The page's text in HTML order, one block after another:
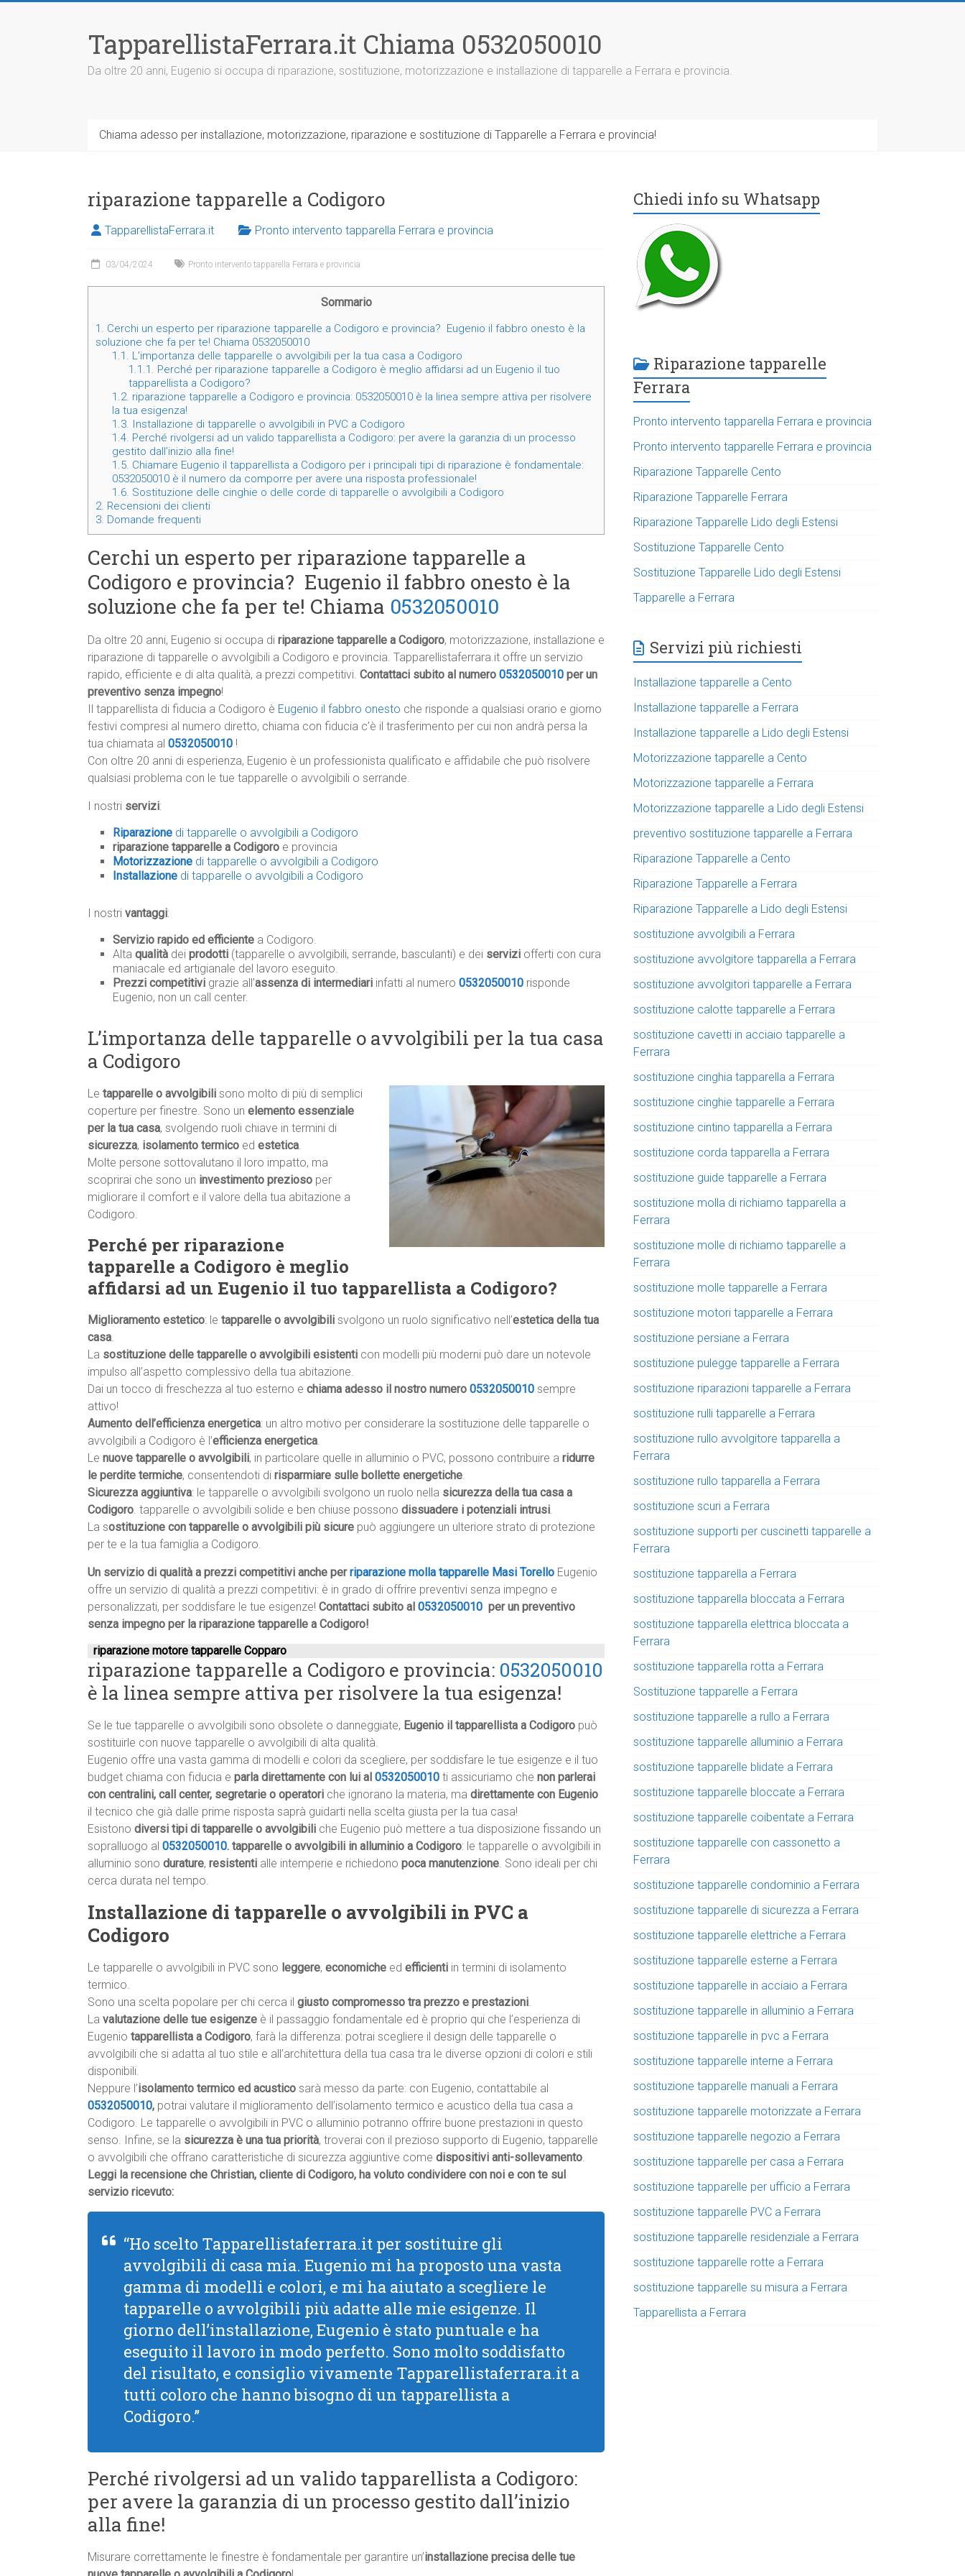
TapparellistaFerrara.it Chiama 0532050010
Da oltre 20 anni, Eugenio si occupa di riparazione, sostituzione, motorizzazione e installazione di tapparelle a Ferrara e provincia.
Chiama adesso per installazione, motorizzazione, riparazione e sostituzione di Tapparelle a Ferrara e provincia!
riparazione tapparelle a Codigoro
TapparellistaFerrara.it Pronto intervento tapparella Ferrara e provincia
03/04/2024 Pronto intervento tapparella Ferrara e provincia
Sommario
1. Cerchi un esperto per riparazione tapparelle a Codigoro e provincia? Eugenio il fabbro onesto è la
soluzione che fa per te! Chiama 0532050010
1.1. L’importanza delle tapparelle o avvolgibili per la tua casa a Codigoro
1.1.1. Perché per riparazione tapparelle a Codigoro è meglio affidarsi ad un Eugenio il tuo
tapparellista a Codigoro?
1.2. riparazione tapparelle a Codigoro e provincia: 0532050010 è la linea sempre attiva per risolvere
la tua esigenza!
1.3. Installazione di tapparelle o avvolgibili in PVC a Codigoro
1.4. Perché rivolgersi ad un valido tapparellista a Codigoro: per avere la garanzia di un processo
gestito dall’inizio alla fine!
1.5. Chiamare Eugenio il tapparellista a Codigoro per i principali tipi di riparazione è fondamentale:
0532050010 è il numero da comporre per avere una risposta professionale!
1.6. Sostituzione delle cinghie o delle corde di tapparelle o avvolgibili a Codigoro
2. Recensioni dei clienti
3. Domande frequenti
Cerchi un esperto per riparazione tapparelle a
Codigoro e provincia? Eugenio il fabbro onesto è la
soluzione che fa per te! Chiama 0532050010
Da oltre 20 anni, Eugenio si occupa di riparazione tapparelle a Codigoro, motorizzazione, installazione e
riparazione di tapparelle o avvolgibili a Codigoro e provincia. Tapparellistaferrara.it offre un servizio
rapido, efficiente e di alta qualità, a prezzi competitivi. Contattaci subito al numero 0532050010 per un
preventivo senza impegno!
Il tapparellista di fiducia a Codigoro è Eugenio il fabbro onesto che risponde a qualsiasi orario e giorno
festivi compresi al numero diretto, chiama con fiducia c’è il trasferimento per cui non andrà persa la
tua chiamata al 0532050010 !
Con oltre 20 anni di esperienza, Eugenio è un professionista qualificato e affidabile che può risolvere
qualsiasi problema con le tue tapparelle o avvolgibili o serrande.
I nostri servizi:
Riparazione di tapparelle o avvolgibili a Codigoro
riparazione tapparelle a Codigoro e provincia
Motorizzazione di tapparelle o avvolgibili a Codigoro
Installazione di tapparelle o avvolgibili a Codigoro
I nostri vantaggi:
Servizio rapido ed efficiente a Codigoro.
Alta qualità dei prodotti (tapparelle o avvolgibili, serrande, basculanti) e dei servizi offerti con cura
maniacale ed artigianale del lavoro eseguito.
Prezzi competitivi grazie all’assenza di intermediari infatti al numero 0532050010 risponde
Eugenio, non un call center.
L’importanza delle tapparelle o avvolgibili per la tua casa
a Codigoro
Le tapparelle o avvolgibili sono molto di più di semplici
coperture per finestre. Sono un elemento essenziale
per la tua casa, svolgendo ruoli chiave in termini di
sicurezza, isolamento termico ed estetica.
Molte persone sottovalutano il loro impatto, ma
scoprirai che sono un investimento prezioso per
migliorare il comfort e il valore della tua abitazione a
Codigoro.
Perché per riparazione
tapparelle a Codigoro è meglio
affidarsi ad un Eugenio il tuo tapparellista a Codigoro?
Miglioramento estetico: le tapparelle o avvolgibili svolgono un ruolo significativo nell’estetica della tua
casa.
La sostituzione delle tapparelle o avvolgibili esistenti con modelli più moderni può dare un notevole
impulso all’aspetto complessivo della tua abitazione.
Dai un tocco di freschezza al tuo esterno e chiama adesso il nostro numero 0532050010 sempre
attivo!
Aumento dell’efficienza energetica: un altro motivo per considerare la sostituzione delle tapparelle o
avvolgibili a Codigoro è l’efficienza energetica.
Le nuove tapparelle o avvolgibili, in particolare quelle in alluminio o PVC, possono contribuire a ridurre
le perdite termiche, consentendoti di risparmiare sulle bollette energetiche.
Sicurezza aggiuntiva: le tapparelle o avvolgibili svolgono un ruolo nella sicurezza della tua casa a
Codigoro. tapparelle o avvolgibili solide e ben chiuse possono dissuadere i potenziali intrusi.
La sostituzione con tapparelle o avvolgibili più sicure può aggiungere un ulteriore strato di protezione
per te e la tua famiglia a Codigoro.
Un servizio di qualità a prezzi competitivi anche perriparazione molla tapparelle Masi Torello Eugenio
offre un servizio di qualità a prezzi competitivi: è in grado di offrire preventivi senza impegno e
personalizzati, per soddisfare le tue esigenze! Contattaci subito al 0532050010 per un preventivo
senza impegno per la riparazione tapparelle a Codigoro!
riparazione motore tapparelle Copparo
riparazione tapparelle a Codigoro e provincia: 0532050010
è la linea sempre attiva per risolvere la tua esigenza!
Se le tue tapparelle o avvolgibili sono obsolete o danneggiate, Eugenio il tapparellista a Codigoro può
sostituirle con nuove tapparelle o avvolgibili di alta qualità.
Eugenio offre una vasta gamma di modelli e colori da scegliere, per soddisfare le tue esigenze e il tuo
budget chiama con fiducia e parla direttamente con lui al 0532050010 ti assicuriamo che non parlerai
con centralini, call center, segretarie o operatori che ignorano la materia, ma direttamente con Eugenio
il tecnico che già dalle prime risposta saprà guidarti nella scelta giusta per la tua casa!
Esistono diversi tipi di tapparelle o avvolgibili che Eugenio può mettere a tua disposizione fissando un
sopralluogo al 0532050010. tapparelle o avvolgibili in alluminio a Codigoro: le tapparelle o avvolgibili in
alluminio sono durature, resistenti alle intemperie e richiedono poca manutenzione. Sono ideali per chi
cerca durata nel tempo.
Installazione di tapparelle o avvolgibili in PVC a
Codigoro
Le tapparelle o avvolgibili in PVC sono leggere, economiche ed efficienti in termini di isolamento
termico.
Sono una scelta popolare per chi cerca il giusto compromesso tra prezzo e prestazioni.
La valutazione delle tue esigenze è il passaggio fondamentale ed è proprio qui che l’esperienza di
Eugenio tapparellista a Codigoro, farà la differenza: potrai scegliere il design delle tapparelle o
avvolgibili che si adatta al tuo stile e all’architettura della tua casa tra le diverse opzioni di colori e stili
disponibili.
Neppure l’isolamento termico ed acustico sarà messo da parte: con Eugenio, contattabile al
0532050010, potrai valutare il miglioramento dell’isolamento termico e acustico della tua casa a
Codigoro. Le tapparelle o avvolgibili in PVC o alluminio potranno offrire buone prestazioni in questo
senso. Infine, se la sicurezza è una tua priorità, troverai con il prezioso supporto di Eugenio, tapparelle
o avvolgibili che offrano caratteristiche di sicurezza aggiuntive come dispositivi anti-sollevamento.
Leggi la recensione che Christian, cliente di Codigoro, ha voluto condividere con noi e con te sul
servizio ricevuto:
“Ho scelto Tapparellistaferrara.it per sostituire gli
avvolgibili di casa mia. Eugenio mi ha proposto una vasta
gamma di modelli e colori, e mi ha aiutato a scegliere le
tapparelle o avvolgibili più adatte alle mie esigenze. Il
giorno dell’installazione, Eugenio è stato puntuale e ha
eseguito il lavoro in modo perfetto. Sono molto soddisfatto
del risultato, e consiglio vivamente Tapparellistaferrara.it a
tutti coloro che hanno bisogno di un tapparellista a
Codigoro.”
Perché rivolgersi ad un valido tapparellista a Codigoro:
per avere la garanzia di un processo gestito dall’inizio
alla fine!
Misurare correttamente le finestre è fondamentale per garantire un’installazione precisa delle tue
Chiedi info su Whatsapp
Riparazione tapparelle
Ferrara
Pronto intervento tapparella Ferrara e provincia
Pronto intervento tapparelle Ferrara e provincia
Riparazione Tapparelle Cento
Riparazione Tapparelle Ferrara
Riparazione Tapparelle Lido degli Estensi
Sostituzione Tapparelle Cento
Sostituzione Tapparelle Lido degli Estensi
Tapparelle a Ferrara
Servizi più richiesti
Installazione tapparelle a Cento
Installazione tapparelle a Ferrara
Installazione tapparelle a Lido degli Estensi
Motorizzazione tapparelle a Cento
Motorizzazione tapparelle a Ferrara
Motorizzazione tapparelle a Lido degli Estensi
preventivo sostituzione tapparelle a Ferrara
Riparazione Tapparelle a Cento
Riparazione Tapparelle a Ferrara
Riparazione Tapparelle a Lido degli Estensi
sostituzione avvolgibili a Ferrara
sostituzione avvolgitore tapparella a Ferrara
sostituzione avvolgitori tapparelle a Ferrara
sostituzione calotte tapparelle a Ferrara
sostituzione cavetti in acciaio tapparelle a
Ferrara
sostituzione cinghia tapparella a Ferrara
sostituzione cinghie tapparelle a Ferrara
sostituzione cintino tapparella a Ferrara
sostituzione corda tapparella a Ferrara
sostituzione guide tapparelle a Ferrara
sostituzione molla di richiamo tapparella a
Ferrara
sostituzione molle di richiamo tapparelle a
Ferrara
sostituzione molle tapparelle a Ferrara
sostituzione motori tapparelle a Ferrara
sostituzione persiane a Ferrara
sostituzione pulegge tapparelle a Ferrara
sostituzione riparazioni tapparelle a Ferrara
sostituzione rulli tapparelle a Ferrara
sostituzione rullo avvolgitore tapparella a
Ferrara
sostituzione rullo tapparella a Ferrara
sostituzione scuri a Ferrara
sostituzione supporti per cuscinetti tapparelle a
Ferrara
sostituzione tapparella a Ferrara
sostituzione tapparella bloccata a Ferrara
sostituzione tapparella elettrica bloccata a
Ferrara
sostituzione tapparella rotta a Ferrara
Sostituzione tapparelle a Ferrara
sostituzione tapparelle a rullo a Ferrara
sostituzione tapparelle alluminio a Ferrara
sostituzione tapparelle blidate a Ferrara
sostituzione tapparelle bloccate a Ferrara
sostituzione tapparelle coibentate a Ferrara
sostituzione tapparelle con cassonetto a
Ferrara
sostituzione tapparelle condominio a Ferrara
sostituzione tapparelle di sicurezza a Ferrara
sostituzione tapparelle elettriche a Ferrara
sostituzione tapparelle esterne a Ferrara
sostituzione tapparelle in acciaio a Ferrara
sostituzione tapparelle in alluminio a Ferrara
sostituzione tapparelle in pvc a Ferrara
sostituzione tapparelle interne a Ferrara
sostituzione tapparelle manuali a Ferrara
sostituzione tapparelle motorizzate a Ferrara
sostituzione tapparelle negozio a Ferrara
sostituzione tapparelle per casa a Ferrara
sostituzione tapparelle per ufficio a Ferrara
sostituzione tapparelle PVC a Ferrara
sostituzione tapparelle residenziale a Ferrara
sostituzione tapparelle rotte a Ferrara
sostituzione tapparelle su misura a Ferrara
Tapparellista a Ferrara